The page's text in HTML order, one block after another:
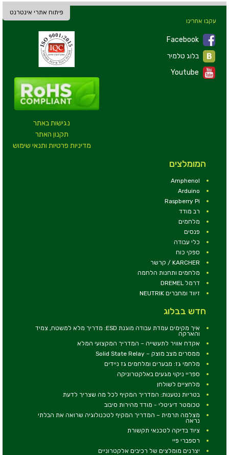
פיתוח אתרי אינטרנט
נגישות באתר
תקנון האתר
מדיניות פרטיות ותנאי שימוש
עקבו אחרינו
Facebook
Youtube
המומלצים
Amphenol
Arduino
Raspberry Pi
רב מודד
מלחמים
פנסים
כלי עבודה
ספקי כוח
KARCHER / קרשר
מלחמים ותחנות הלחמה
דרמל DREMEL
זיווד ומחברים NEUTRIK
חדש בבלוג
איך מקימים עמדת עבודה מוגנת ESD: מדריך מלא למשטח, צמיד
והארקה
אקדח אוויר לתעשייה – המדריך המקצועי המלא
ממסרים מצב מוצק – Solid State Relay
מלחמי גז: מבערים ומלחמים גז ניידים
ספריי ניקוי מגעים באלקטרוניקה
מלחציים לשולחן
בטריות נטענות: המדריך המקיף לכל מה שצריך לדעת
טכומטר דיגיטלי - מודד מהירות סיבוב
מצלמה תרמית – המדריך המקיף לטכנולוגיה שרואה את הבלתי
נראה
ציוד בדיקה לטכנאי תקשורת
רספברי פיי
יצרנים מומלצים של רכיבים אלקטרוניים